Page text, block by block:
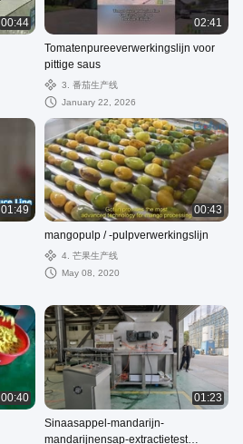
00:44
02:41
Tomatenpureeverwerkingslijn voor
pittige saus
3. 番茄生产线
January 22, 2026
01:49
00:43
mangopulp / -pulpverwerkingslijn
4. 芒果生产线
May 08, 2020
00:40
01:23
Sinaasappel-mandarijn-
mandarijnensap-extractietest